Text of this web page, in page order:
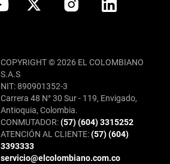
COPYRIGHT © 2026 EL COLOMBIANO
S.A.S
NIT: 890901352-3
Carrera 48 N° 30 Sur - 119, Envigado,
Antioquia, Colombia.
CONMUTADOR:(57) (604) 3315252
ATENCIÓN AL CLIENTE:(57) (604)
3393333
servicio@elcolombiano.com.co